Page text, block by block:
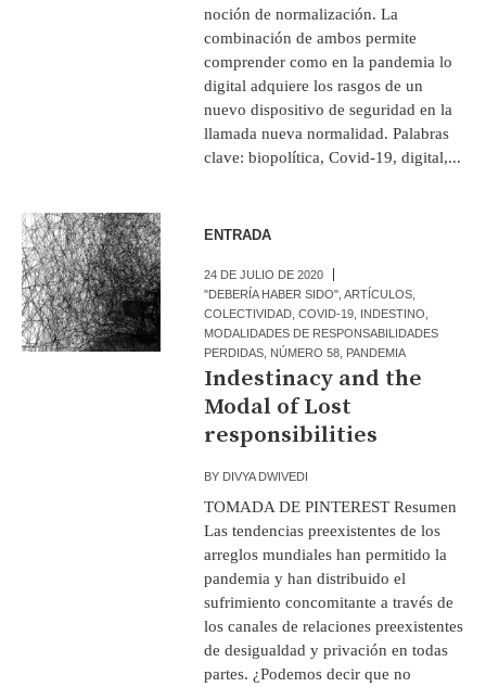
noción de normalización. La
combinación de ambos permite
comprender como en la pandemia lo
digital adquiere los rasgos de un
nuevo dispositivo de seguridad en la
llamada nueva normalidad. Palabras
clave: biopolítica, Covid-19, digital,...
ENTRADA
24 DE JULIO DE 2020
"DEBERÍA HABER SIDO" ,ARTÍCULOS
COLECTIVIDAD ,COVID-19 INDESTINO
MODALIDADES DE RESPONSABILIDADES
PERDIDAS NÚMERO 58 PANDEMIA
Indestinacy and the
Modal of Lost
responsibilities
BY DIVYA DWIVEDI
TOMADA DE PINTEREST Resumen
Las tendencias preexistentes de los
arreglos mundiales han permitido la
pandemia y han distribuido el
sufrimiento concomitante a través de
los canales de relaciones preexistentes
de desigualdad y privación en todas
partes. ¿Podemos decir que no